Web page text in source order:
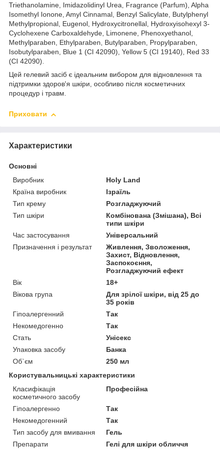
Triethanolamine, Imidazolidinyl Urea, Fragrance (Parfum), Alpha
Isomethyl Ionone, Amyl Cinnamal, Benzyl Salicylate, Butylphenyl
Methylpropional, Eugenol, Hydroxycitronellal, Hydroxyisohexyl 3-
Cyclohexene Carboxaldehyde, Limonene, Phenoxyethanol,
Methylparaben, Ethylparaben, Butylparaben, Propylparaben,
Isobutylparaben, Blue 1 (CI 42090), Yellow 5 (CI 19140), Red 33
(CI 42090).
Цей гелевий засіб є ідеальним вибором для відновлення та
підтримки здоров'я шкіри, особливо після косметичних
процедур і травм.
Приховати
Характеристики
Основні
Виробник
Holy Land
Країна виробник
Ізраїль
Тип крему
Розгладжуючий
Тип шкіри
Комбінована (Змішана), Всі
типи шкіри
Час застосування
Універсальний
Призначення і результат
Живлення, Зволоження,
Захист, Відновлення,
Заспокоєння,
Розгладжуючий ефект
Вік
18+
Вікова група
Для зрілої шкіри, від 25 до
35 років
Гіпоалергенний
Так
Некомедогенно
Так
Стать
Унісекс
Упаковка засобу
Банка
Об`єм
250 мл
Користувальницькі характеристики
Класифікація
косметичного засобу
Професійна
Гіпоалергенно
Так
Некомедогенний
Так
Тип засобу для вмивання
Гель
Препарати
Гелі для шкіри обличчя